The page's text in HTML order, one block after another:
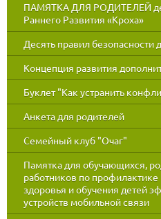
ПАМЯТКА ДЛЯ РОДИТЕЛЕЙ
Раннего Развития «Кроха»
Десять правил безопасности
Концепция развития
Буклет "Как устранить
Анкета для родителей
Семейный клуб "Очаг"
Памятка для обучающихся,
работников по
здоровья и обучения детей
устройств мобильной связи